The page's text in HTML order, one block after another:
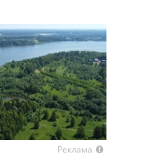
Реклама